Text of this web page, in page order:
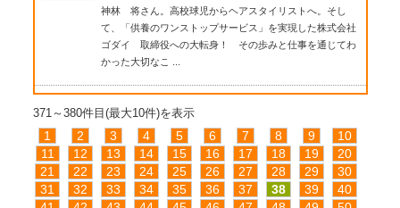
神林 将さん。高校球児からヘアスタイリストへ。そし
て、「供養のワンストップサービス」を実現した株式会社
ゴダイ 取締役への大転身！ その歩みと仕事を通じてわ
かった大切なこ ...
371～380件目(最大10件)を表示
1 2 3 4 5 6 7 8 9
10
11
12 13 14 15 16 17 18 19
20
21
22 23 24 25 26 27 28 29
30
31
32 33 34 35 36 37 38 39
40